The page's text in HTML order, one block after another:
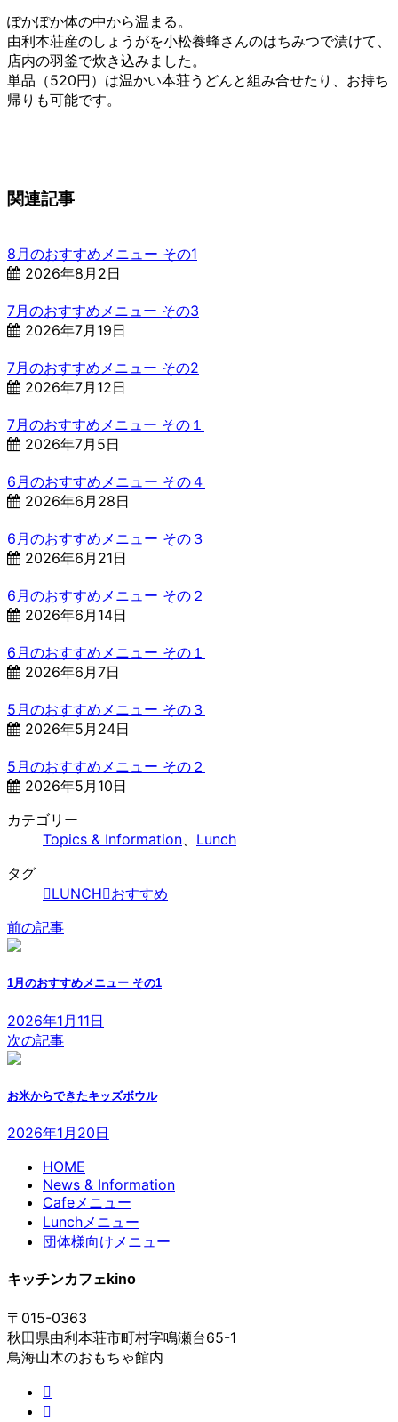
ぽかぽか体の中から温まる。
由利本荘産のしょうがを小松養蜂さんのはちみつで漬けて、
店内の羽釜で炊き込みました。
単品（520円）は温かい本荘うどんと組み合せたり、お持ち
帰りも可能です。
関連記事
8月のおすすめメニュー その1
2026年8月2日
7月のおすすめメニュー その3
2026年7月19日
7月のおすすめメニュー その2
2026年7月12日
7月のおすすめメニュー その１
2026年7月5日
6月のおすすめメニュー その４
2026年6月28日
6月のおすすめメニュー その３
2026年6月21日
6月のおすすめメニュー その２
2026年6月14日
6月のおすすめメニュー その１
2026年6月7日
5月のおすすめメニュー その３
2026年5月24日
5月のおすすめメニュー その２
2026年5月10日
カテゴリー
Topics & Information、 Lunch
タグ
LUNCH おすすめ
前の記事
1月のおすすめメニュー その1
2026年1月11日
次の記事
お米からできたキッズボウル
2026年1月20日
HOME
News & Information
Cafeメニュー
Lunchメニュー
団体様向けメニュー
キッチンカフェkino
〒015-0363
秋田県由利本荘市町村字鳴瀬台65-1
鳥海山木のおもちゃ館内